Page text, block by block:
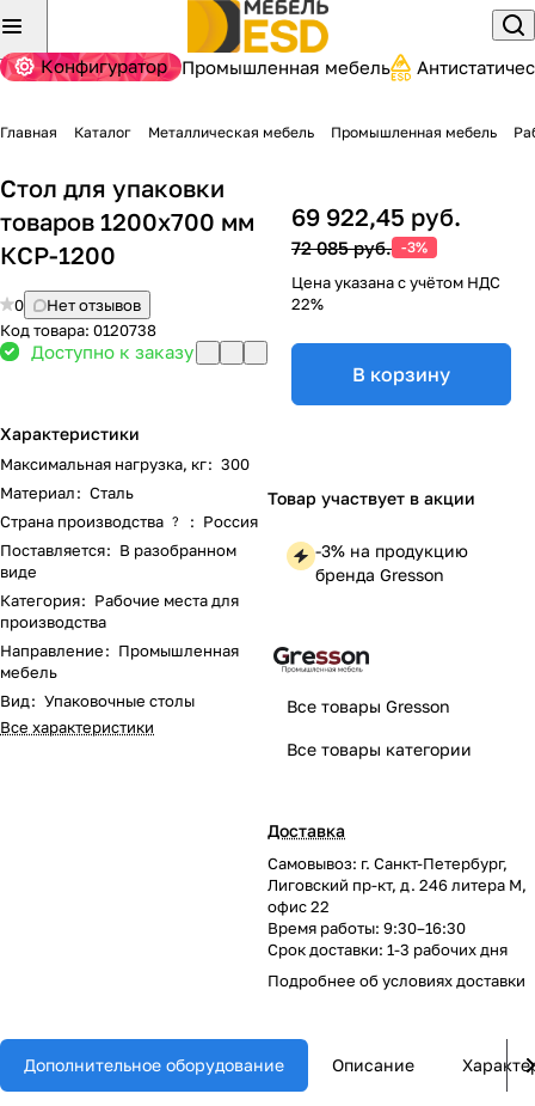
Конфигуратор Промышленная мебель
Главная Каталог Металлическая мебель Промышленная мебель
Стол для упаковки
товаров 1200х700 мм
КСР-1200
0
Нет отзывов
Код товара: 0120738
Доступно к заказу
Характеристики
Максимальная нагрузка, кг: 300
Материал: Сталь
Страна производства ? : Россия
Поставляется: В разобранном
виде
Категория: Рабочие места для
производства
Направление: Промышленная
мебель
Вид: Упаковочные столы
Все характеристики
69 922,45 руб.
72 085 руб. -3%
Цена указана с учётом НДС
22%
В корзину
Товар участвует в акции
-3% на продукцию
бренда Gresson
Все товары Gresson
Все товары категории
Доставка
Самовывоз: г. Санкт-Петербург,
Лиговский пр-кт, д. 246 литера М,
офис 22
Время работы: 9:30–16:30
Срок доставки: 1-3 рабочих дня
Подробнее обусловиях доставки
Дополнительное оборудование Описание